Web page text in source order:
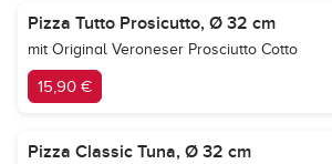
Pizza Tutto Prosicutto, Ø 32 cm
mit Original Veroneser Prosciutto Cotto
15,90 €
Pizza Classic Tuna, Ø 32 cm